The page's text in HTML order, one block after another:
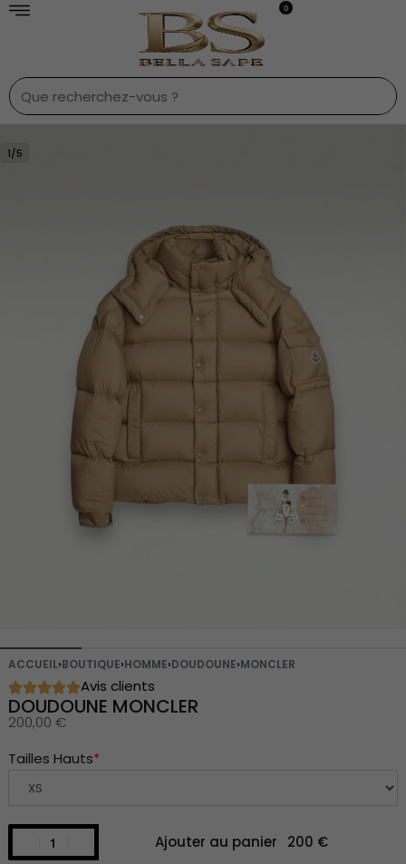
0
1/5
ACCUEIL›BOUTIQUE›HOMME›DOUDOUNE›MONCLER
Avis clients
DOUDOUNE MONCLER
200,00 €
*
Tailles Hauts
Ajouter au panier